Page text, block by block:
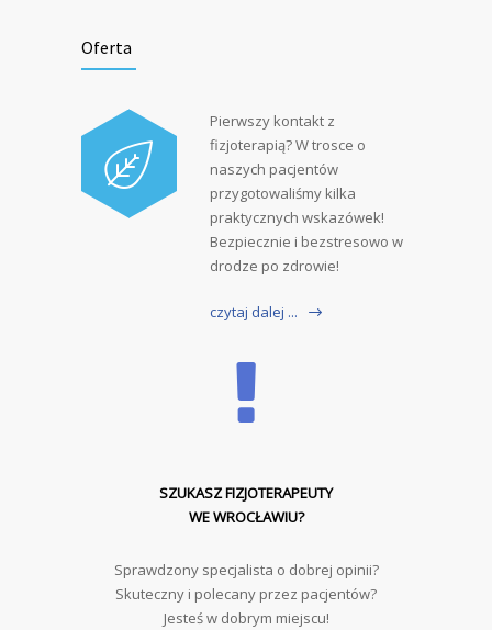
Oferta
Pierwszy kontakt z
fizjoterapią? W trosce o
naszych pacjentów
przygotowaliśmy kilka
praktycznych wskazówek!
Bezpiecznie i bezstresowo w
drodze po zdrowie!
czytaj dalej ...
SZUKASZ FIZJOTERAPEUTY
WE WROCŁAWIU?
Sprawdzony specjalista o dobrej opinii?
Skuteczny i polecany przez pacjentów?
Jesteś w dobrym miejscu!